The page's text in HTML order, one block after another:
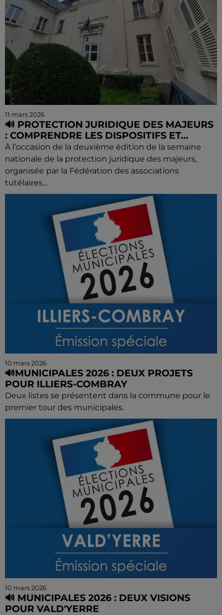
11 mars 2026
🔊 PROTECTION JURIDIQUE DES MAJEURS
: COMPRENDRE LES DISPOSITIFS ET...
À l’occasion de la deuxième édition de la semaine
nationale de la protection juridique des majeurs,
organisée par la Fédération des associations
tutélaires...
10 mars 2026
🔊MUNICIPALES 2026 : DEUX PROJETS
POUR ILLIERS-COMBRAY
Deux listes se présentent dans la commune pour le
premier tour des municipales.
10 mars 2026
🔊 MUNICIPALES 2026 : DEUX VISIONS
POUR VALD'YERRE